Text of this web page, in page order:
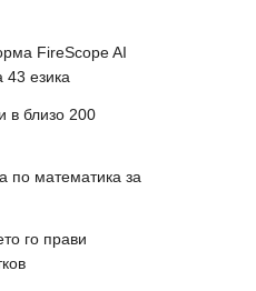
FireScope AI
езика
в близо 200
по математика за
го прави